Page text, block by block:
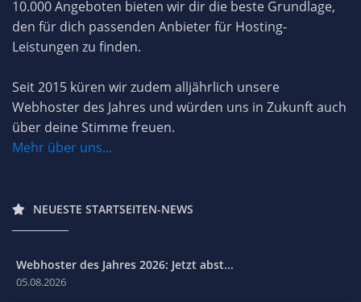
10.000 Angeboten bieten wir dir die beste Grundlage,
den für dich passenden Anbieter für Hosting-
Leistungen zu finden.
Seit 2015 küren wir zudem alljährlich unsere
Webhoster des Jahres und würden uns in Zukunft auch
über deine Stimme freuen.
Mehr über uns...
NEUESTE STARTSEITEN-NEWS
Webhoster des Jahres 2026: Jetzt abst...
05.08.2026